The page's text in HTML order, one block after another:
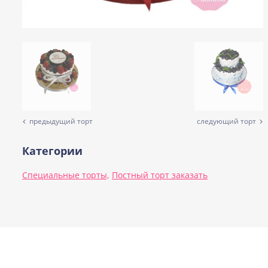
предыдущий торт следующий торт
Категории
Специальные торты, Постный торт заказать